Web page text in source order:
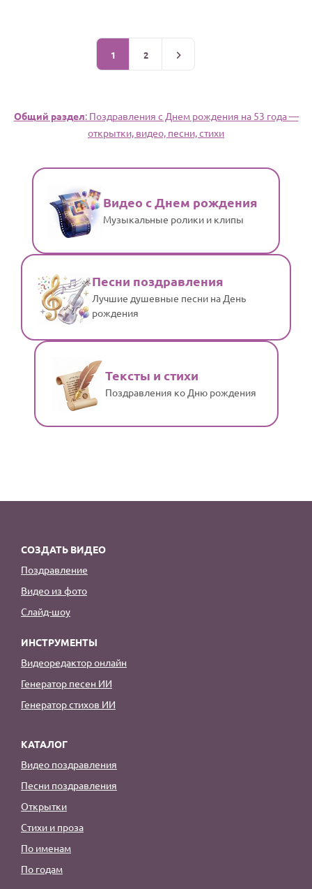
1 2
Общий раздел: Поздравления c Днем рождения на 53 года —
открытки, видео, песни, стихи
Видео с Днем рождения
Музыкальные ролики и клипы
Песни поздравления
Лучшие душевные песни на День
рождения
Тексты и стихи
Поздравления ко Дню рождения
СОЗДАТЬ ВИДЕО
Поздравление
Видео из фото
Слайд-шоу
ИНСТРУМЕНТЫ
Видеоредактор онлайн
Генератор песен ИИ
Генератор стихов ИИ
КАТАЛОГ
Видео поздравления
Песни поздравления
Открытки
Стихи и проза
По именам
По годам